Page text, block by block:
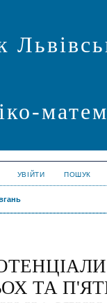
УВІЙТИ ПОШУК
ТА